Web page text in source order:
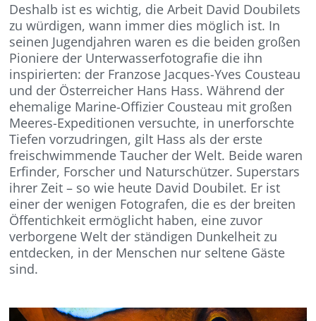
Deshalb ist es wichtig, die Arbeit David Doubilets
zu würdigen, wann immer dies möglich ist. In
seinen Jugendjahren waren es die beiden großen
Pioniere der Unterwasserfotografie die ihn
inspirierten: der Franzose Jacques-Yves Cousteau
und der Österreicher Hans Hass. Während der
ehemalige Marine-Offizier Cousteau mit großen
Meeres-Expeditionen versuchte, in unerforschte
Tiefen vorzudringen, gilt Hass als der erste
freischwimmende Taucher der Welt. Beide waren
Erfinder, Forscher und Naturschützer. Superstars
ihrer Zeit – so wie heute David Doubilet. Er ist
einer der wenigen Fotografen, die es der breiten
Öffentichkeit ermöglicht haben, eine zuvor
verborgene Welt der ständigen Dunkelheit zu
entdecken, in der Menschen nur seltene Gäste
sind.